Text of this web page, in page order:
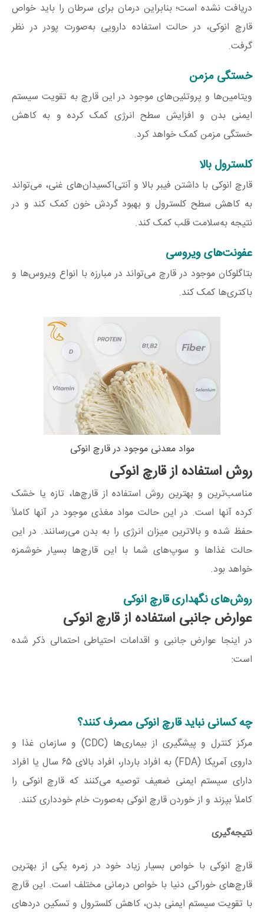
دریافت نشده است؛ بنابراین درمان برای سرطان را باید خواص
قارچ انوکی، در حالت استفاده دارویی به‌صورت پودر در نظر
گرفت.
خستگی مزمن
ویتامین‌ها و پروتئین‌های موجود در این قارچ به تقویت سیستم
ایمنی بدن و افزایش سطح انرژی کمک کرده و به کاهش
خستگی مزمن کمک خواهد کرد.
کلسترول بالا
قارچ انوکی با داشتن فیبر بالا و آنتی‌اکسیدان‌های غنی، می‌تواند
به کاهش سطح کلسترول و بهبود گردش خون کمک کند و در
نتیجه به‌سلامت قلب کمک کند.
عفونت‌های ویروسی
بتاگلوکان موجود در قارچ می‌تواند در مبارزه با انواع ویروس‌ها و
باکتری‌ها کمک کند.
مواد معدنی موجود در قارچ انوکی
روش استفاده از قارچ انوکی
مناسب‌ترین و بهترین روش استفاده از قارچ‌ها، تازه یا خشک
کرده آنها است. در این حالت مواد مغذی موجود در آنها کاملاً
حفظ شده و بالاترین میزان انرژی را به بدن می‌رسانند. در این
حالت غذاها و سوپ‌های شما با این قارچ‌ها بسیار خوشمزه
خواهد بود.
روش‌های نگهداری قارچ انوکی
عوارض جانبی استفاده از قارچ انوکی
در اینجا عوارض جانبی و اقدامات احتیاطی احتمالی ذکر شده
است:
چه کسانی نباید قارچ انوکی مصرف کنند؟
مرکز کنترل و پیشگیری از بیماری‌ها (CDC) و سازمان غذا و
داروی آمریکا (FDA) به افراد باردار، افراد بالای ۶۵ سال یا افراد
دارای سیستم ایمنی ضعیف توصیه می‌کنند که قارچ انوکی را
کاملاً بپزند و از خوردن قارچ انوکی به‌صورت خام خودداری کنند.
نتیجه‌گیری
قارچ انوکی با خواص بسیار زیاد خود در زمره یکی از بهترین
قارچ‌های خوراکی دنیا با خواص درمانی مختلف است. این قارچ
با تقویت سیستم ایمنی بدن، کاهش کلسترول و تسکین دردهای